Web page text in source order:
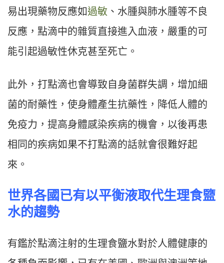
易出現藥物反應如過敏 、水腫與肺水腫等不良
反應，點滴中的雜質直接進入血液，嚴重的可
能引起過敏性休克甚至死亡。
此外，打點滴也會導致自身菌群失調，增加細
菌的耐藥性，使身體產生抗藥性，降低人體的
免疫力，提高身體感染疾病的機會，以後再患
相同的疾病如果不打點滴的話就會很難好起
來。
世界各國已有以平衡液取代生理食盬
水的趨勢
有鑑於點滴注射的生理食鹽水對於人體健康的